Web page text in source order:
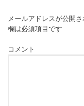
メールアドレスが公開
欄は必須項目です
コメント